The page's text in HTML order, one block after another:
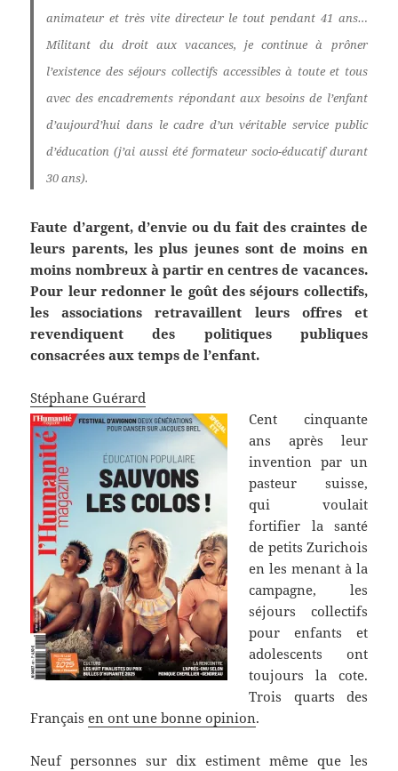
animateur et très vite directeur le tout pendant 41 ans…
Militant du droit aux vacances, je continue à prôner
l’existence des séjours collectifs accessibles à toute et tous
avec des encadrements répondant aux besoins de l’enfant
d’aujourd’hui dans le cadre d’un véritable service public
d’éducation (j’ai aussi été formateur socio-éducatif durant
30 ans).
Faute d’argent, d’envie ou du fait des craintes de
leurs parents, les plus jeunes sont de moins en
moins nombreux à partir en centres de vacances.
Pour leur redonner le goût des séjours collectifs,
les associations retravaillent leurs offres et
revendiquent des politiques publiques
consacrées aux temps de l’enfant.
Stéphane Guérard
Cent cinquante
ans après leur
invention par un
pasteur suisse,
qui voulait
fortifier la santé
de petits Zurichois
en les menant à la
campagne, les
séjours collectifs
pour enfants et
adolescents ont
toujours la cote.
Trois quarts des
Françaisen ont une bonne opinion.
Neuf personnes sur dix estiment même que les